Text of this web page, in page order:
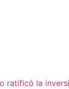
ratificó la